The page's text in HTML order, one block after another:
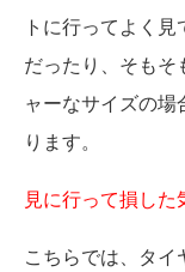
トに行ってよく
だったり、そもそ
ャーなサイズの場
ります。
見に行って損した
こちらでは、タイ